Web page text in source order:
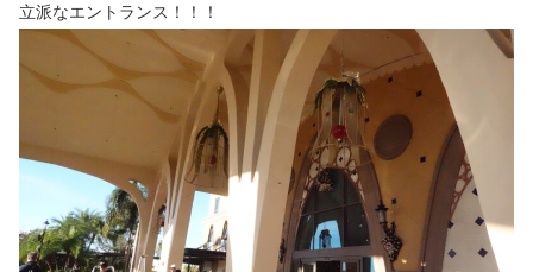
立派なエントランス！！！